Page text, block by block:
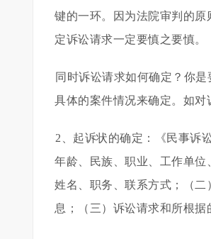
键的一环。因为法院审判的
定诉讼请求一定要慎之要慎。
同时诉讼请求如何确定？你
具体的案件情况来确定。如对
2、起诉状的确定：《民事诉
年龄、民族、职业、工作单
姓名、职务、联系方式；（
息；（三）诉讼请求和所根据